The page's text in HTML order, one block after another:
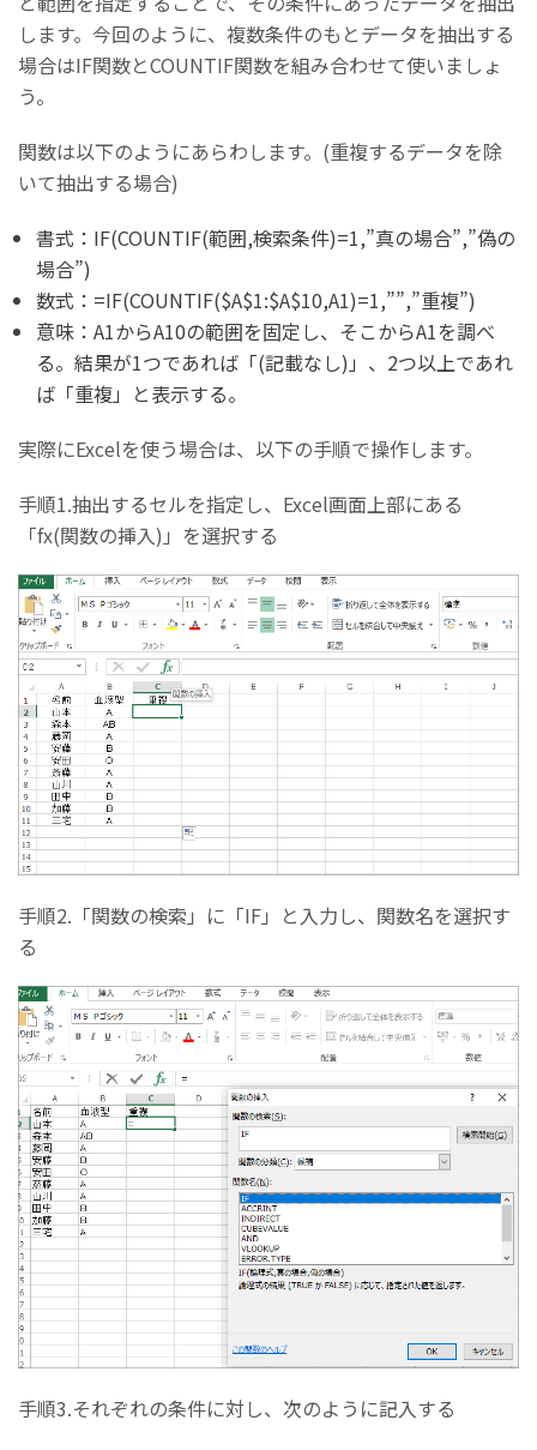
します。今回のように、複数条件のもとデータを抽出する
場合はIF関数とCOUNTIF関数を組み合わせて使いましょ
う。
関数は以下のようにあらわします。(重複するデータを除
いて抽出する場合)
書式：IF(COUNTIF(範囲,検索条件)=1,”真の場合”,”偽の
場合”)
数式：=IF(COUNTIF($A$1:$A$10,A1)=1,””,”重複”)
意味：A1からA10の範囲を固定し、そこからA1を調べ
る。結果が1つであれば「(記載なし)」、2つ以上であれ
ば「重複」と表示する。
実際にExcelを使う場合は、以下の手順で操作します。
手順1.抽出するセルを指定し、Excel画面上部にある
「fx(関数の挿入)」を選択する
手順2.「関数の検索」に「IF」と入力し、関数名を選択す
る
手順3.それぞれの条件に対し、次のように記入する